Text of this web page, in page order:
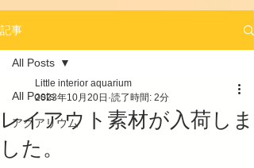
記事
All Posts
アクアリウム
All Posts
レイアウト素材が入荷しま
した。
Little interior aquarium
2023年10月20日 読了時間: 2分